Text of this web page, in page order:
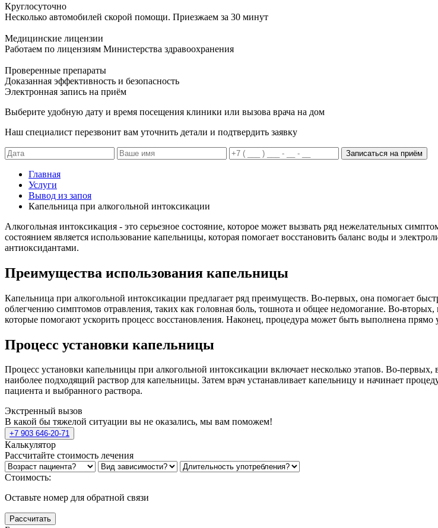
Круглосуточно
Несколько автомобилей скорой помощи. Приезжаем за 30 минут
Медицинские лицензии
Работаем по лицензиям Министерства здравоохранения
Проверенные препараты
Доказанная эффективность и безопасность
Электронная запись на приём
Выберите удобную дату и время посещения клиники или вызова врача на дом
Наш специалист перезвонит вам уточнить детали и подтвердить заявку
Записаться на приём
Главная
Услуги
Вывод из запоя
Капельница при алкогольной интоксикации
Алкогольная интоксикация - это серьезное состояние, которое может вызвать ряд нежелательных
состоянием является использование капельницы, которая помогает восстановить баланс воды и
антиоксидантами.
Преимущества использования капельницы
Капельница при алкогольной интоксикации предлагает ряд преимуществ. Во-первых, она помогает
облегчению симптомов отравления, таких как головная боль, тошнота и общее недомогание. Во-
которые помогают ускорить процесс восстановления. Наконец, процедура может быть выполнена прямо
Процесс установки капельницы
Процесс установки капельницы при алкогольной интоксикации включает несколько этапов. Во-
наиболее подходящий раствор для капельницы. Затем врач устанавливает капельницу и начинает
пациента и выбранного раствора.
Экстренный вызов
В какой бы тяжелой ситуации вы не оказались, мы вам поможем!
+7 903 646-20-71
Калькулятор
Рассчитайте стоимость лечения
Стоимость:
Оставьте номер для обратной связи
Рассчитать